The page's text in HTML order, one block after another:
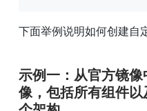
下面举例说明如何创建自
示例一：从官方镜
像，包括所有组件